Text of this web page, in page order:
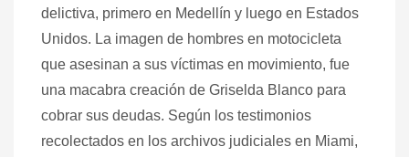
delictiva, primero en Medellín y luego en Estados
Unidos. La imagen de hombres en motocicleta
que asesinan a sus víctimas en movimiento, fue
una macabra creación de Griselda Blanco para
cobrar sus deudas. Según los testimonios
recolectados en los archivos judiciales en Miami,